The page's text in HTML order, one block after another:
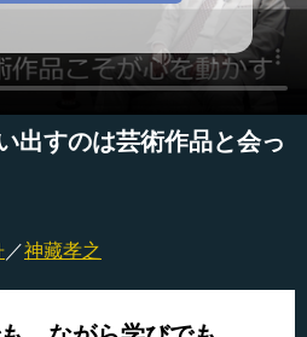
出すのは芸術作品と会っ
／神藏孝之